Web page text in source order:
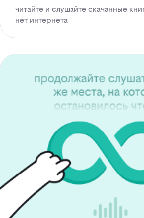
читайте и слушайте скачанные
нет интернета